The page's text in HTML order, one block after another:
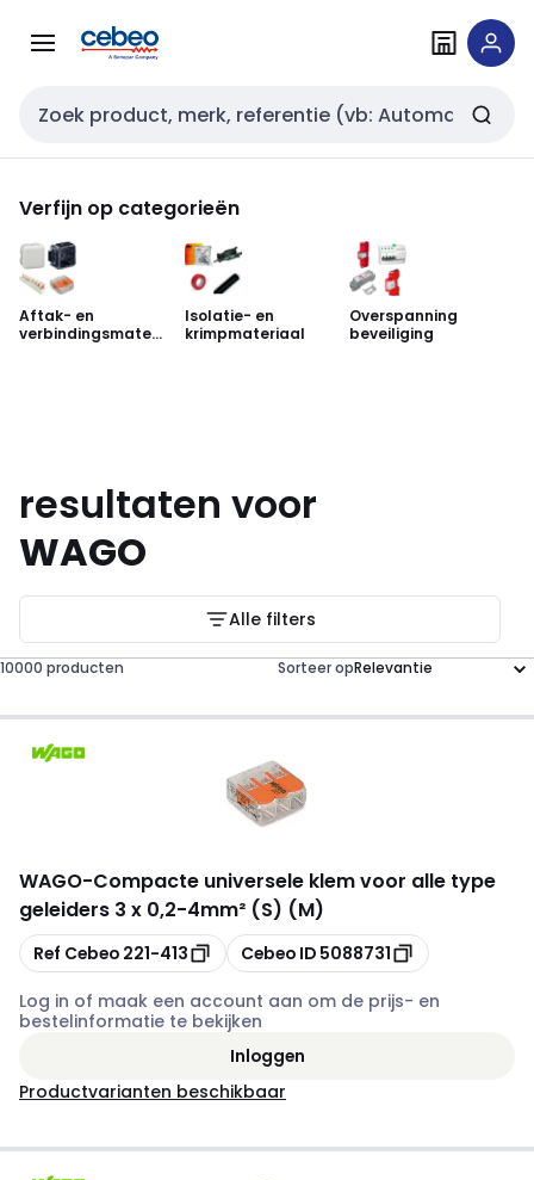
naar
naar
Zoekveld invoer
Verfijn op categorieën
Aftak- en
verbindingsmateri
Isolatie- en
krimpmateriaal
Overspanning
beveiliging
resultaten voor
WAGO
Alle filters
10000 producten Sorteer op
WAGO-Compacte universele klem voor alle type
geleiders 3 x 0,2-4mm² (S) (M)
Kopiëren
Ref Cebeo 221-413 Kopiëren
Cebeo ID 5088731
Log in of maak een account aan om de prijs- en
bestelinformatie te bekijken
Inloggen
Productvarianten beschikbaar